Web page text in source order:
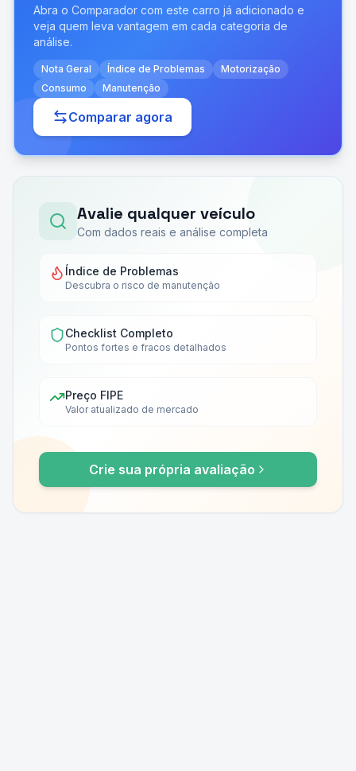
Abra o Comparador com este carro já adicionado e
veja quem leva vantagem em cada categoria de
análise.
Nota Geral Índice de Problemas
Motorização
Consumo
Manutenção
Comparar agora
Avalie qualquer veículo
Com dados reais e análise completa
Índice de Problemas
Descubra o risco de manutenção
Checklist Completo
Pontos fortes e fracos detalhados
Preço FIPE
Valor atualizado de mercado
Crie sua própria avaliação